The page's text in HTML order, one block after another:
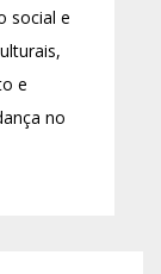
social e
e
no